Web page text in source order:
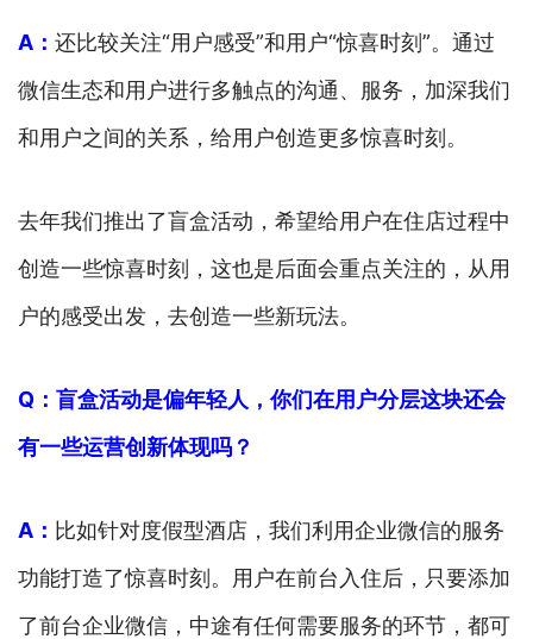
A： 还比较关注“用户感受”和用户“惊喜时刻”。通过
微信生态和用户进行多触点的沟通、服务，加深我们
和用户之间的关系，给用户创造更多惊喜时刻。
去年我们推出了盲盒活动，希望给用户在住店过程中
创造一些惊喜时刻，这也是后面会重点关注的，从用
户的感受出发，去创造一些新玩法。
Q：盲盒活动是偏年轻人，你们在用户分层这块还会
有一些运营创新体现吗？
A： 比如针对度假型酒店，我们利用企业微信的服务
功能打造了惊喜时刻。用户在前台入住后，只要添加
了前台企业微信，中途有任何需要服务的环节，都可